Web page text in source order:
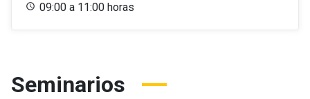
09:00 a 11:00 horas
Seminarios